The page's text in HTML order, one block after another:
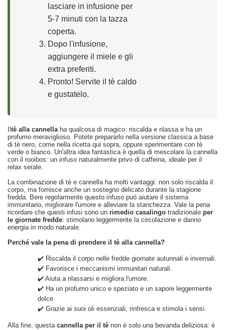
lasciare in infusione per
5-7 minuti con la tazza
coperta.
Dopo l'infusione,
aggiungere il miele e gli
extra preferiti.
Pronto! Servite il tè caldo
e gustatelo.
tè alla cannellaha qualcosa di magico: riscalda e rilassa e ha un
profumo meraviglioso. Potete prepararlo nella versione classica a base
di tè nero, come nella ricetta qui sopra, oppure sperimentare con tè
verde o bianco. Un'altra idea fantastica è quella di mescolare la cannella
con il rooibos: un infuso naturalmente privo di caffeina, ideale per il
relax serale.
La combinazione di tè e cannella ha molti vantaggi: non solo riscalda il
corpo, ma fornisce anche un sostegno delicato durante la stagione
fredda. Bere regolarmente questo infuso può aiutare il sistema
immunitario, migliorare l'umore e alleviare la stanchezza. Vale la pena
ricordare che questi infusi sono un rimedio casalingo tradizionale per
le giornate fredde: stimolano leggermente la circolazione e danno
energia in modo naturale.
Perché vale la pena di prendere il tè alla cannella?
✔️ Riscalda il corpo nelle fredde giornate autunnali e invernali.
✔️ Favorisce i meccanismi immunitari naturali.
✔️ Aiuta a rilassarsi e migliora l'umore.
✔️ Ha un profumo unico e speziato e un sapore leggermente
dolce.
✔️ Grazie ai suoi oli essenziali, rinfresca e stimola i sensi.
Alla fine, questa cannella per il tè non è solo una bevanda deliziosa: è